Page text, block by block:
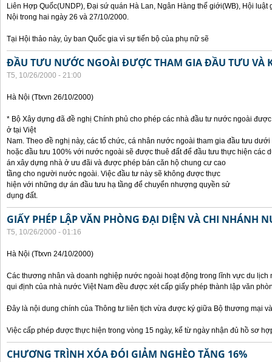
Liên Hợp Quốc(UNDP), Đại sứ quán Hà Lan, Ngân Hàng thế giới(WB), Hội luật
Nội trong hai ngày 26 và 27/10/2000.
Tại Hội thảo này, ủy ban Quốc gia vì sự tiến bộ của phụ nữ sẽ
ĐẦU TƯU NƯỚC NGOÀI ĐƯỢC THAM GIA ĐẦU TƯU VÀ
T5, 10/26/2000 - 21:00
Hà Nội (Ttxvn 26/10/2000)
* Bộ Xây dựng đã đề nghị Chính phủ cho phép các nhà đầu tư nước ngoài
ở tại Việt
Nam. Theo đề nghị này, các tổ chức, cá nhân nước ngoài tham gia đầu tưu
hoặc đầu tưu 100% với nước ngoài sẽ được thuê đất để đầu tưu thực hiện các
án xây dựng nhà ở ưu đãi và được phép bán căn hộ chung cư cao
tầng cho người nước ngoài. Việc đầu tư này sẽ không được thực
hiện với những dự án đầu tưu hạ tầng để chuyển nhượng quyền sử
dụng đất.
GIẤY PHÉP LẬP VĂN PHÒNG ĐẠI DIỆN VÀ CHI NHÁNH
T5, 10/26/2000 - 01:16
Hà Nội (Ttxvn 24/10/2000)
Các thương nhân và doanh nghiệp nước ngoài hoạt động trong lĩnh vực du lịch
qui định của nhà nước Việt Nam đều được xét cấp giấy phép thành lập văn
Đây là nội dung chính của Thông tư liên tịch vừa được ký giữa Bộ thương mại
Việc cấp phép được thực hiện trong vòng 15 ngày, kể từ ngày nhận đủ hồ sơ
CHƯƠNG TRÌNH XÓA ĐÓI GIẢM NGHÈO TĂNG 16%